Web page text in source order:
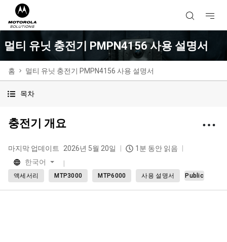
멀티 유닛 충전기 PMPN4156 사용 설명서
홈 멀티 유닛 충전기 PMPN4156 사용 설명서
목차
충전기 개요
마지막 업데이트 2026년 5월 20일
1분 동안 읽음
한국어
액세서리 MTP3000 MTP6000 사용 설명서 Public